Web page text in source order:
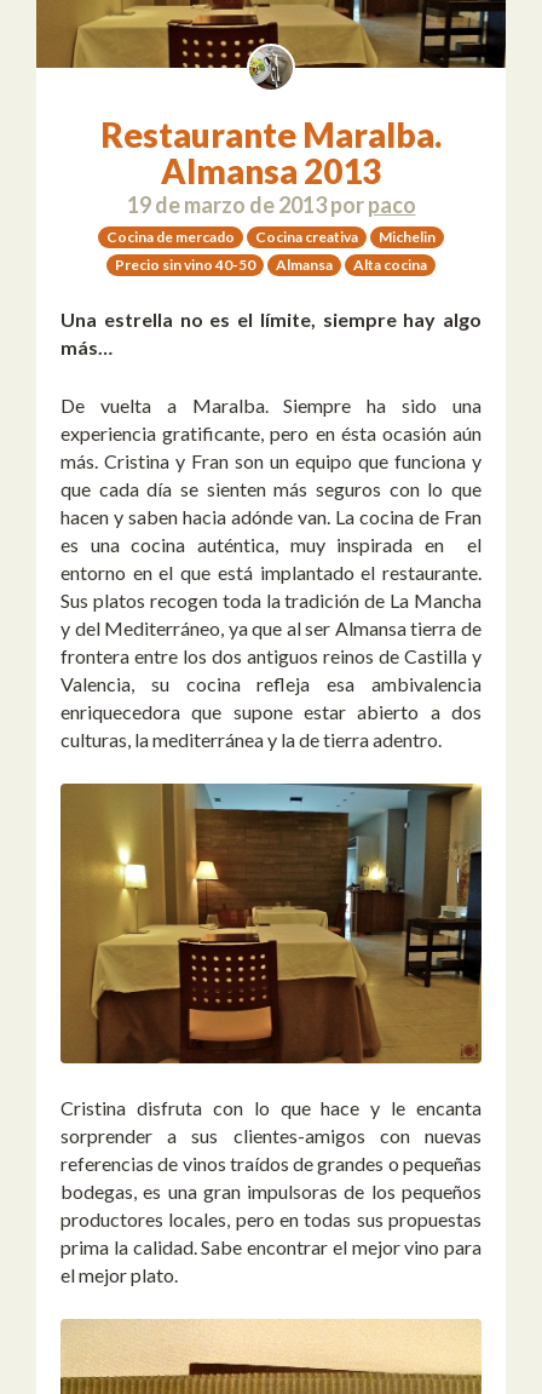
Restaurante Maralba.
Almansa 2013
19 de marzo de 2013porpaco
Cocina de mercado Cocina creativa
Michelin
Precio sin vino 40-50
Almansa Alta cocina
Una estrella no es el límite, siempre hay algo
más…
De vuelta a Maralba. Siempre ha sido una
experiencia gratificante, pero en ésta ocasión aún
más. Cristina y Fran son un equipo que funciona y
que cada día se sienten más seguros con lo que
hacen y saben hacia adónde van. La cocina de Fran
es una cocina auténtica, muy inspirada en el
entorno en el que está implantado el restaurante.
Sus platos recogen toda la tradición de La Mancha
y del Mediterráneo, ya que al ser Almansa tierra de
frontera entre los dos antiguos reinos de Castilla y
Valencia, su cocina refleja esa ambivalencia
enriquecedora que supone estar abierto a dos
culturas, la mediterránea y la de tierra adentro.
Cristina disfruta con lo que hace y le encanta
sorprender a sus clientes-amigos con nuevas
referencias de vinos traídos de grandes o pequeñas
bodegas, es una gran impulsoras de los pequeños
productores locales, pero en todas sus propuestas
prima la calidad. Sabe encontrar el mejor vino para
el mejor plato.